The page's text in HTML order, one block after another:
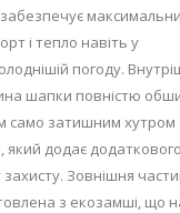
і тепло навіть у
погоду.
шапки повністю
само затишним хутром
який додає додаткового
Зовнішня
з екозамші, що